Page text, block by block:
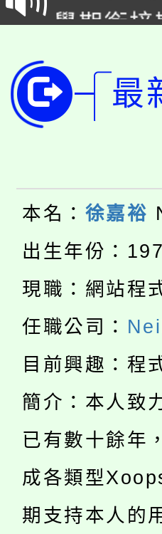
程
學期銜
版
公告本
代理(課)
「2026
桃園市
生本土語
公告本
公告本
代理(課)
轉知中國
《TA101
程，歡迎
系所師
淨零綠生
會
115年食
程
學期銜
學籍身
版
淨零綠領
公告本
代理(課)
「2026
車」活動
桃園市
最
本名： 徐嘉裕
出生年份：
現職：網站程
任職公司：
目前興趣：程
簡介：本人致
已有數十餘年
成各類型
期支持本人的